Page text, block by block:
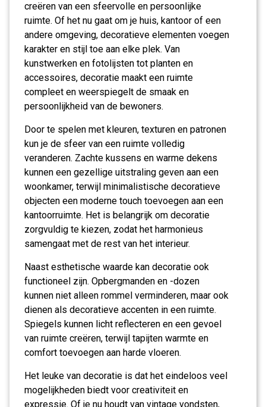
creëren van een sfeervolle en persoonlijke
ruimte. Of het nu gaat om je huis, kantoor of een
andere omgeving, decoratieve elementen voegen
karakter en stijl toe aan elke plek. Van
kunstwerken en fotolijsten tot planten en
accessoires, decoratie maakt een ruimte
compleet en weerspiegelt de smaak en
persoonlijkheid van de bewoners.
Door te spelen met kleuren, texturen en patronen
kun je de sfeer van een ruimte volledig
veranderen. Zachte kussens en warme dekens
kunnen een gezellige uitstraling geven aan een
woonkamer, terwijl minimalistische decoratieve
objecten een moderne touch toevoegen aan een
kantoorruimte. Het is belangrijk om decoratie
zorgvuldig te kiezen, zodat het harmonieus
samengaat met de rest van het interieur.
Naast esthetische waarde kan decoratie ook
functioneel zijn. Opbergmanden en -dozen
kunnen niet alleen rommel verminderen, maar ook
dienen als decoratieve accenten in een ruimte.
Spiegels kunnen licht reflecteren en een gevoel
van ruimte creëren, terwijl tapijten warmte en
comfort toevoegen aan harde vloeren.
Het leuke van decoratie is dat het eindeloos veel
mogelijkheden biedt voor creativiteit en
expressie. Of je nu houdt van vintage vondsten,